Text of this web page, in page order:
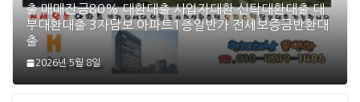
출 매매잔금80% 대환대출 사업자대환 신탁대환대출 대
부대환대출 3자담보 아파트1층일반가 전세보증금반환대
출
2026년 5월 8일